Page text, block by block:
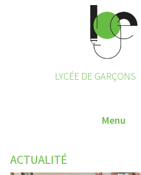
LYCÉE DE GARÇONS
Menu
CONTACT
ACTUALITÉ